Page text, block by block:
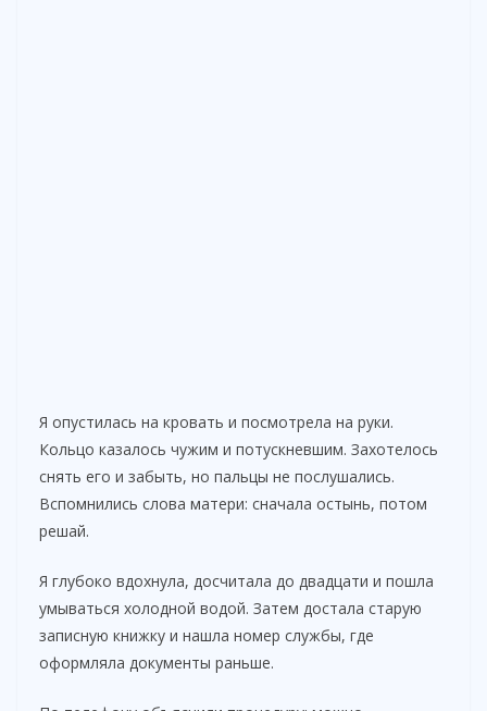
Я опустилась на кровать и посмотрела на руки.
Кольцо казалось чужим и потускневшим. Захотелось
снять его и забыть, но пальцы не послушались.
Вспомнились слова матери: сначала остынь, потом
решай.
Я глубоко вдохнула, досчитала до двадцати и пошла
умываться холодной водой. Затем достала старую
записную книжку и нашла номер службы, где
оформляла документы раньше.